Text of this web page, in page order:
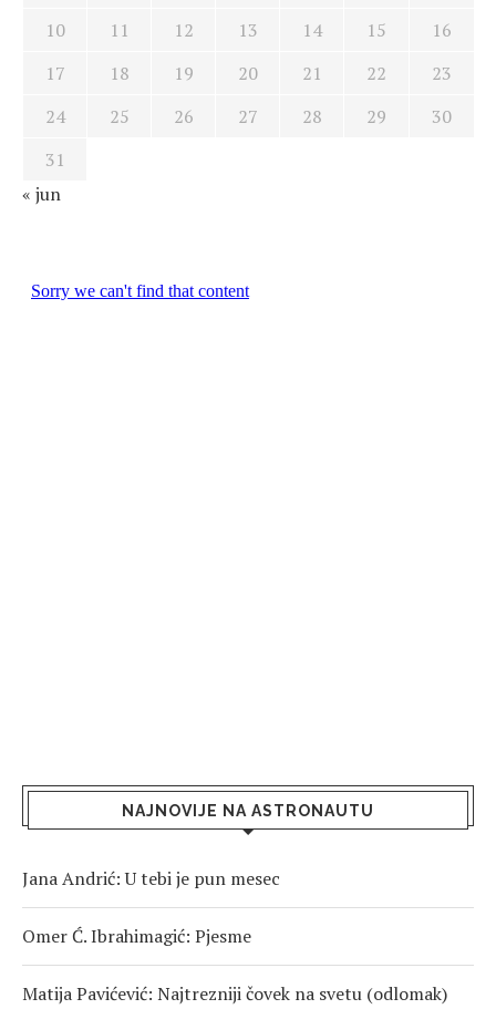
10
11 12 13 14 15
16
17
18 19 20 21 22
23
24
25 26 27 28 29
30
31
« jun
NAJNOVIJE NA ASTRONAUTU
Jana Andrić: U tebi je pun mesec
Omer Ć. Ibrahimagić: Pjesme
Matija Pavićević: Najtrezniji čovek na svetu (odlomak)